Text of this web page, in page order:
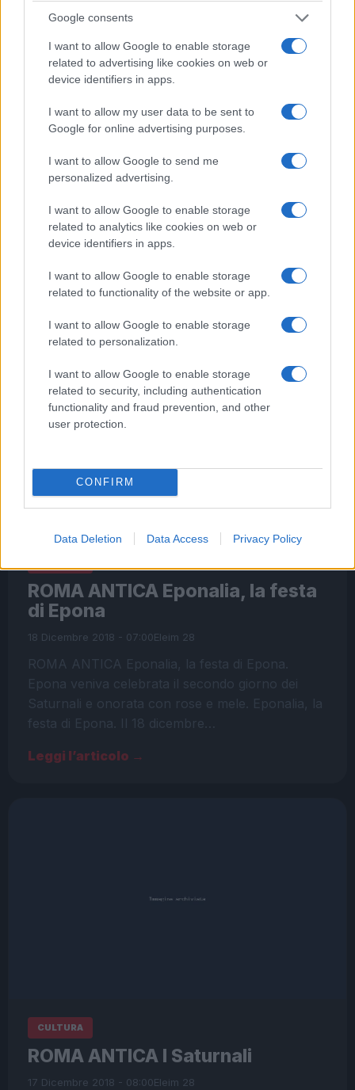
Google consents
I want to allow Google to enable storage
related to advertising like cookies on web or
device identifiers in apps.
I want to allow my user data to be sent to
Google for online advertising purposes.
I want to allow Google to send me
personalized advertising.
I want to allow Google to enable storage
related to analytics like cookies on web or
device identifiers in apps.
I want to allow Google to enable storage
related to functionality of the website or app.
I want to allow Google to enable storage
related to personalization.
I want to allow Google to enable storage
related to security, including authentication
functionality and fraud prevention, and other
user protection.
CONFIRM
Data Deletion Data Access Privacy Policy
CULTURA
ROMA ANTICA Le Opalia
19 Dicembre 2018 - 08:00Eleim 28
ROMA ANTICA Le Opalia sono delle feste in
onore di Opi. Divinità romana personificazione
della terra e dispensatrice dell’abbondanza
agraria. La tradizione romana le attribuisce origini
sabine in quanto…
Leggi l’articolo →
ROMA ANTICA Eponalia, la festa
di Epona
18 Dicembre 2018 - 07:00Eleim 28
ROMA ANTICA Eponalia, la festa di Epona.
Epona veniva celebrata il secondo giorno dei
Saturnali e onorata con rose e mele. Eponalia, la
festa di Epona. Il 18 dicembre…
Leggi l’articolo →
CULTURA
ROMA ANTICA I Saturnali
17 Dicembre 2018 - 08:00Eleim 28